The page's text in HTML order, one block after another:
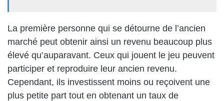
La première personne qui se détourne de l’ancien
marché peut obtenir ainsi un revenu beaucoup plus
élevé qu’auparavant. Ceux qui jouent le jeu peuvent
participer et reproduire leur ancien revenu.
Cependant, ils investissent moins ou reçoivent une
plus petite part tout en obtenant un taux de